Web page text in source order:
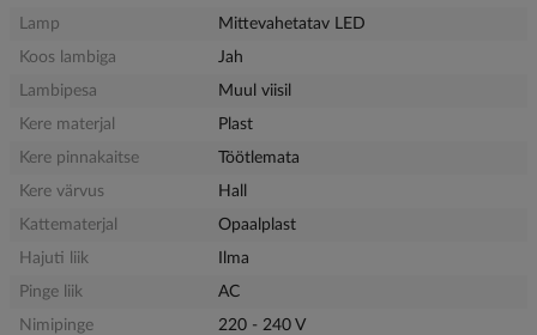
Lamp
Mittevahetatav LED
Koos lambiga
Jah
Lambipesa
Muul viisil
Kere materjal
Plast
Kere pinnakaitse
Töötlemata
Kere värvus
Hall
Kattematerjal
Opaalplast
Hajuti liik
Ilma
Pinge liik
AC
Nimipinge
220 - 240 V